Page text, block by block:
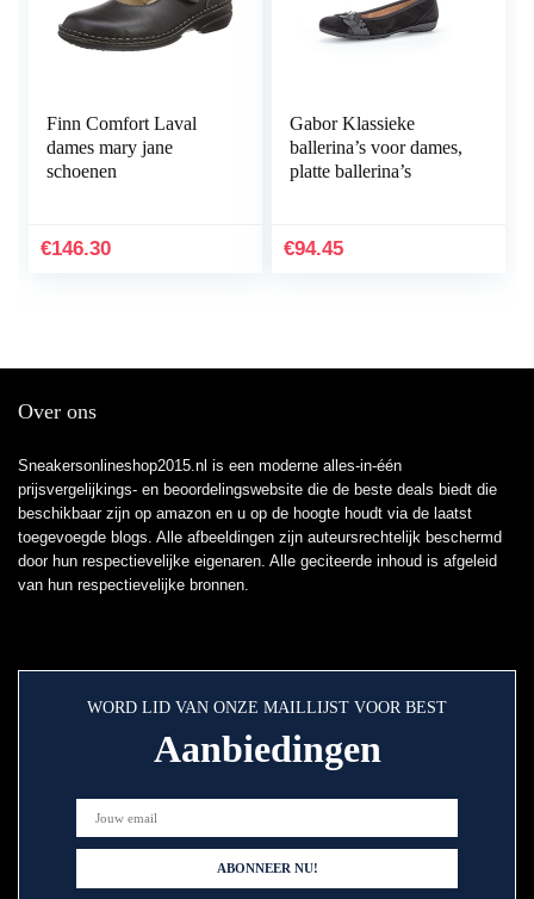
Finn Comfort Laval
dames mary jane
schoenen
€146.30
Gabor Klassieke
ballerina’s voor dames,
platte ballerina’s
€94.45
Over ons
Sneakersonlineshop2015.nl is een moderne alles-in-één
prijsvergelijkings- en beoordelingswebsite die de beste deals biedt die
beschikbaar zijn op amazon en u op de hoogte houdt via de laatst
toegevoegde blogs. Alle afbeeldingen zijn auteursrechtelijk beschermd
door hun respectievelijke eigenaren. Alle geciteerde inhoud is afgeleid
van hun respectievelijke bronnen.
WORD LID VAN ONZE MAILLIJST VOOR BEST
Aanbiedingen